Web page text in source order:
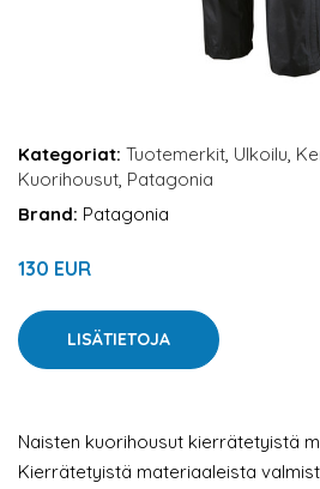
Kategoriat: Tuotemerkit, Ulkoilu,
Kuorihousut, Patagonia
Brand: Patagonia
130 EUR
LISÄTIETOJA
Naisten kuorihousut kierrätetyistä
Kierrätetyistä materiaaleista